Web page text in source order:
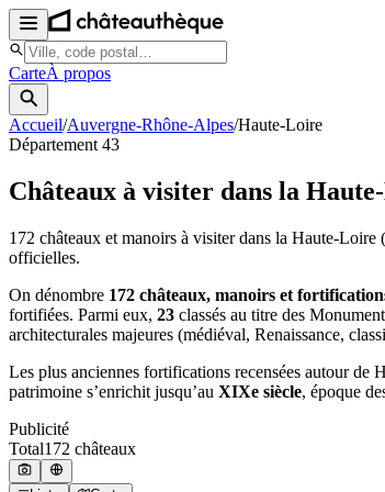
CarteÀ propos
Accueil/Auvergne-Rhône-Alpes/Haute-Loire
Département 43
Châteaux à visiter dans la
172 châteaux et manoirs à visiterdans la Haute-Loire
officielles.
On dénombre 172 châteaux, manoirs et
fortifiées. Parmi eux, 23 classés au titre des
architecturales majeures (médiéval, Renaissance,
Les plus anciennes fortifications recensées autour de
patrimoine s’enrichit jusqu’au XIXe siècle, époque
Publicité
Total172 châteaux